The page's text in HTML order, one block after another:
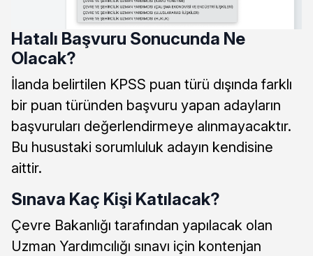
Hatalı Başvuru Sonucunda Ne
Olacak?
İlanda belirtilen KPSS puan türü dışında farklı
bir puan türünden başvuru yapan adayların
başvuruları değerlendirmeye alınmayacaktır.
Bu husustaki sorumluluk adayın kendisine
aittir.
Sınava Kaç Kişi Katılacak?
Çevre Bakanlığı tarafından yapılacak olan
Uzman Yardımcılığı sınavı için kontenjan